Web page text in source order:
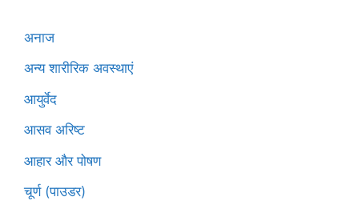
अनाज
अन्य शारीरिक अवस्थाएं
आयुर्वेद
आसव अरिष्ट
आहार और पोषण
चूर्ण (पाउडर)